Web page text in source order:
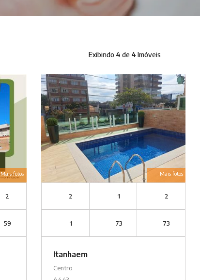
Exibindo 4 de 4 Imóveis
Mais fotos
2
59
Mais fotos
2 1 2
1 73 73
Itanhaem
Centro